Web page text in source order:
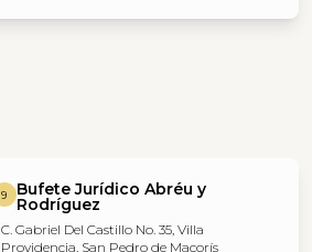
9 Bufete Jurídico Abréu y
Rodríguez
C. Gabriel Del Castillo No. 35, Villa
Providencia, San Pedro de Macorís